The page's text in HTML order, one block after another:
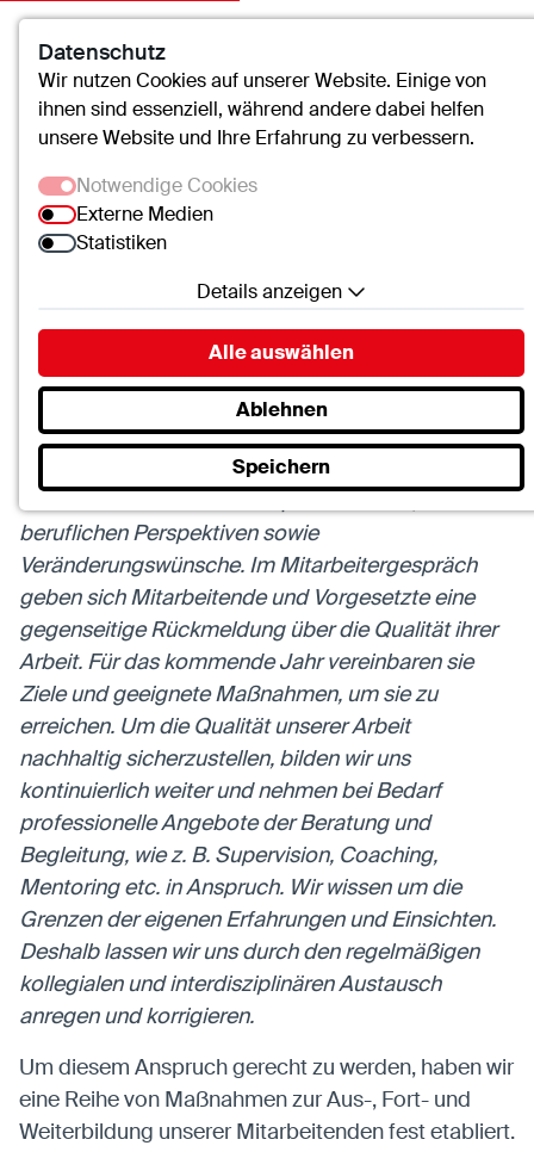
Kontakt Suche Menü
St.-Clemens-Hospital Geldern
Karriere & Ausbildung
Fort- und Weiterbildungen
Auszug aus der Leitbild der ctt
Regelmäßig besprechen wir mit allen
Mitarbeitenden ihre Arbeitsplatzsituation, ihre
beruflichen Perspektiven sowie
Veränderungswünsche. Im Mitarbeitergespräch
geben sich Mitarbeitende und Vorgesetzte eine
gegenseitige Rückmeldung über die Qualität ihrer
Arbeit. Für das kommende Jahr vereinbaren sie
Ziele und geeignete Maßnahmen, um sie zu
erreichen. Um die Qualität unserer Arbeit
nachhaltig sicherzustellen, bilden wir uns
kontinuierlich weiter und nehmen bei Bedarf
professionelle Angebote der Beratung und
Begleitung, wie z. B. Supervision, Coaching,
Mentoring etc. in Anspruch. Wir wissen um die
Grenzen der eigenen Erfahrungen und Einsichten.
Deshalb lassen wir uns durch den regelmäßigen
kollegialen und interdisziplinären Austausch
anregen und korrigieren.
Um diesem Anspruch gerecht zu werden, haben wir
eine Reihe von Maßnahmen zur Aus-, Fort- und
Weiterbildung unserer Mitarbeitenden fest etabliert.
Datenschutz
Wir nutzen Cookies auf unserer Website. Einige von
ihnen sind essenziell, während andere dabei helfen
unsere Website und Ihre Erfahrung zu verbessern.
Notwendige Cookies
Externe Medien
Statistiken
Details anzeigen
Notwendige Cookies
Essenzielle Cookies ermöglichen grundlegende
Funktionen und sind für die einwandfreie Funktion
der Website erforderlich.
SC.Cookie
Name:mscookie
Anbieter:Eigentümer dieser Website
Zweck:Speichert die vom Benutzer ausgewählten
Cookieeinstellungen.
Cookie Laufzeit:2 Wochen
Externe Medien
Mit Ihrer Zustimmung erlauben Sie das Laden von
externen Medien.
Vimeo
Anbieter: Vimeo Inc.
Zweck: Verwendung um Vimeo-Videoinhalte zu
entsperren.
Youtube
Anbieter: Youtube LLC
Zweck: Verwendung um Youtube-Videoinhalte zu
entsperren.
Statistiken
Alle auswählen
Ablehnen
Speichern